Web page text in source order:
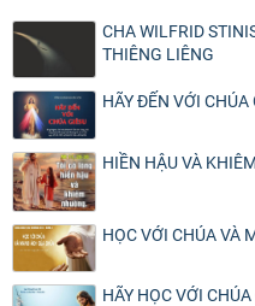
CHA WILFRID
THIÊNG LIÊNG
HÃY ĐẾN VỚI CHÚA
HIỀN HẬU VÀ
HỌC VỚI CHÚA VÀ
HÃY HỌC VỚI